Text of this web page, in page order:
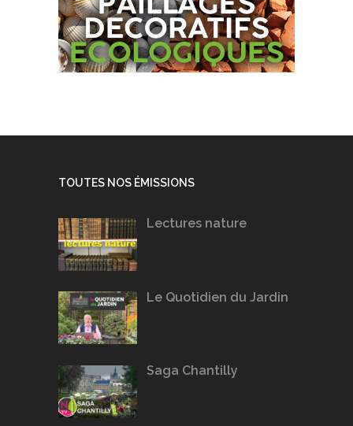
TOUTES NOS ÉMISSIONS
Lectures nature
Le Quotidien du Jardin
Saga Chantilly